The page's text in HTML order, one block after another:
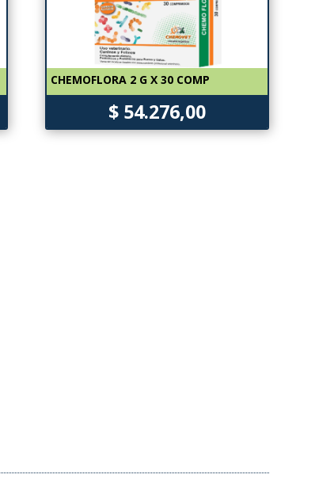
CHEMOFLORA 2 G X 30 COMP
$ 54.276,00